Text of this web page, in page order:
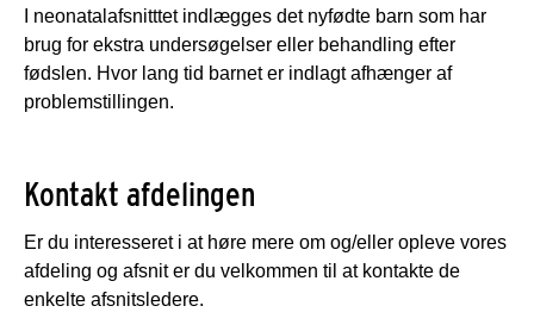
I neonatalafsnitttet indlægges det nyfødte barn som har
brug for ekstra undersøgelser eller behandling efter
fødslen. Hvor lang tid barnet er indlagt afhænger af
problemstillingen.
Kontakt afdelingen
Er du interesseret i at høre mere om og/eller opleve vores
afdeling og afsnit er du velkommen til at kontakte de
enkelte afsnitsledere.